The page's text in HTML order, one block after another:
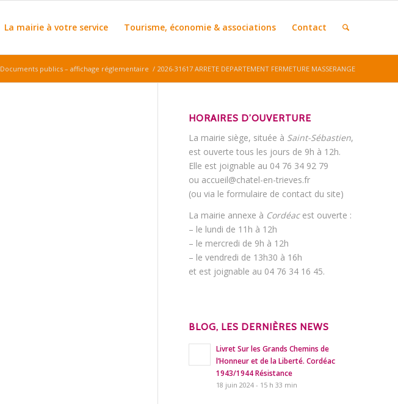
La mairie à votre service Tourisme, économie & associations Contact
Documents publics – affichage réglementaire / 2026-31617 ARRETE DEPARTEMENT FERMETURE MASSERANGE
HORAIRES D’OUVERTURE
La mairie siège, située à Saint-Sébastien,
est ouverte tous les jours de 9h à 12h.
Elle est joignable au 04 76 34 92 79
ou accueil@chatel-en-trieves.fr
(ou via le formulaire de contact du site)
La mairie annexe à Cordéacest ouverte :
– le lundi de 11h à 12h
– le mercredi de 9h à 12h
– le vendredi de 13h30 à 16h
et est joignable au 04 76 34 16 45.
BLOG, LES DERNIÈRES NEWS
Livret Sur les Grands Chemins de
l’Honneur et de la Liberté. Cordéac
1943/1944 Résistance
18 juin 2024 - 15 h 33 min